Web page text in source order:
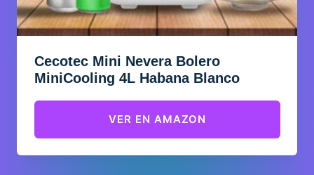
Cecotec Mini Nevera Bolero
MiniCooling 4L Habana Blanco
VER EN AMAZON